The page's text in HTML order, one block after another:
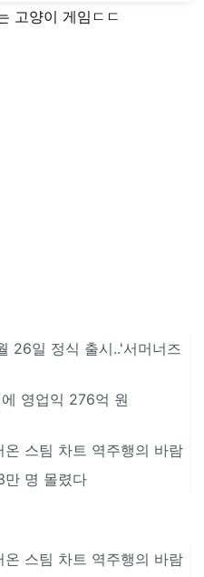
고양이 게임ㄷㄷ
26일 정식 출시..'서머너즈
영업익 276억 원
스팀 차트 역주행의 바람
만 명 몰렸다
스팀 차트 역주행의 바람